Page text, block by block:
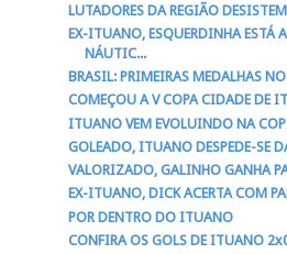
LUTADORES DA REGIÃO
EX-ITUANO, ESQUERDINHA ESTÁ
NÁUTIC...
BRASIL: PRIMEIRAS MEDALHAS
COMEÇOU A V COPA CIDADE DE
ITUANO VEM EVOLUINDO NA
GOLEADO, ITUANO DESPEDE-SE
VALORIZADO, GALINHO GANHA
EX-ITUANO, DICK ACERTA COM
POR DENTRO DO ITUANO
CONFIRA OS GOLS DE ITUANO